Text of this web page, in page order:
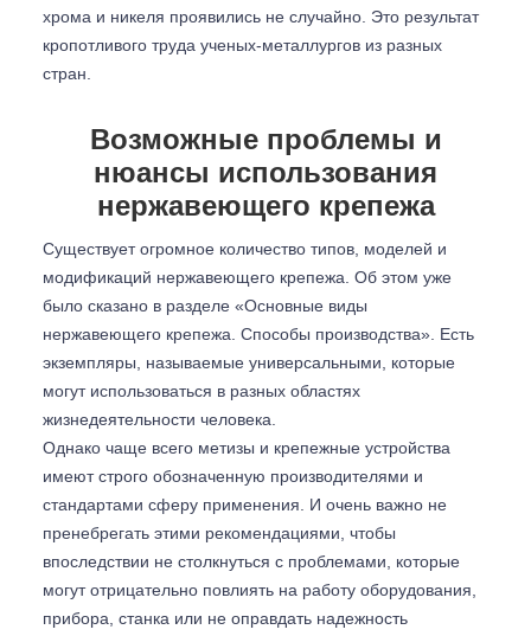
хрома и никеля проявились не случайно. Это результат
кропотливого труда ученых-металлургов из разных
стран.
Возможные проблемы и
нюансы использования
нержавеющего крепежа
Существует огромное количество типов, моделей и
модификаций нержавеющего крепежа. Об этом уже
было сказано в разделе «Основные виды
нержавеющего крепежа. Способы производства». Есть
экземпляры, называемые универсальными, которые
могут использоваться в разных областях
жизнедеятельности человека.
Однако чаще всего метизы и крепежные устройства
имеют строго обозначенную производителями и
стандартами сферу применения. И очень важно не
пренебрегать этими рекомендациями, чтобы
впоследствии не столкнуться с проблемами, которые
могут отрицательно повлиять на работу оборудования,
прибора, станка или не оправдать надежность